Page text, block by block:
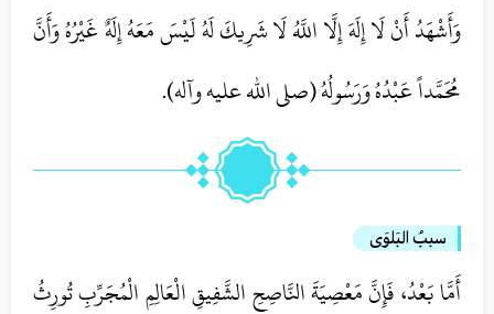
وَأَشْهَدُ أَنْ لَا إِلَهَ إِلَّا اللَّهُ لَا شَرِيكَ لَهُ لَيْسَ مَعَهُ إِلَهٌ غَيْرُهُ وَأَنَّ
مُحَمَّداً عَبْدُهُ وَرَسُولُهُ (صلی الله علیه وآله).
سببُ البَلوَى
أَمَّا بَعْدُ، فَإِنَّ مَعْصِيَةَ النَّاصِحِ الشَّفِيقِ الْعَالِمِ الْمُجَرِّبِ تُورِثُ